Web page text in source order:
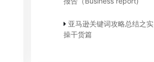
亚马逊关键词攻略总结之实
操干货篇